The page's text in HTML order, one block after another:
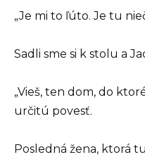
„Je mi to ľúto. Je tu
Sadli sme si k stolu a
„Vieš, ten dom, do
určitú povesť.
Posledná žena, ktorá